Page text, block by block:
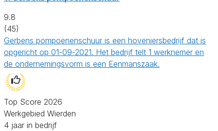
9.8
(45)
Gerbens pompoenenschuur is een hoveniersbedrijf dat is
opgericht op 01-09-2021. Het bedrijf telt 1 werknemer en
de ondernemingsvorm is een Eenmanszaak.
Top Score 2026
Werkgebied Wierden
4 jaar in bedrijf